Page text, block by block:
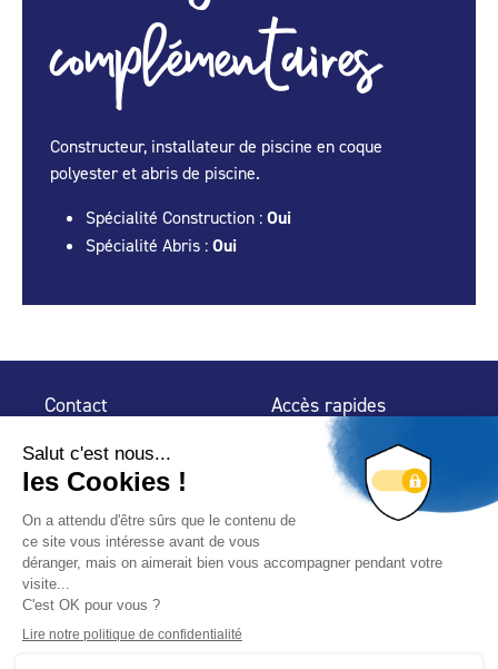
complémentaires
Constructeur, installateur de piscine en coque
polyester et abris de piscine.
Spécialité Construction : Oui
Spécialité Abris : Oui
Contact
75 009 Paris
Accès rapides
Espace Presse
Trouver un
professionnel
Nous suivre